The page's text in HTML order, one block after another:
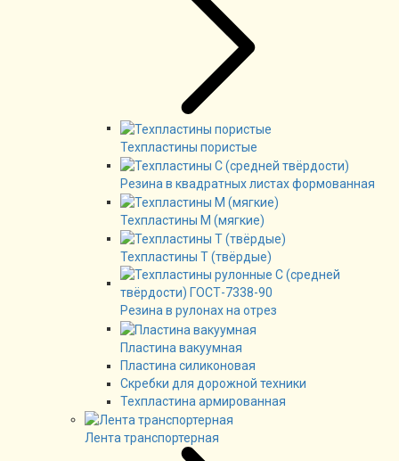
Техпластины пористые
Резина в квадратных листах формованная
Техпластины М (мягкие)
Техпластины Т (твёрдые)
Резина в рулонах на отрез
Пластина вакуумная
Пластина силиконовая
Скребки для дорожной техники
Техпластина армированная
Лента транспортерная